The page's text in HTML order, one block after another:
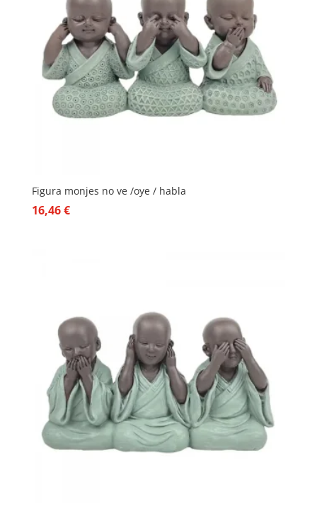
Figura monjes no ve /oye / habla
16,46€